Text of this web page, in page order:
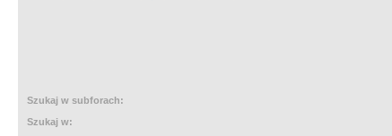
Szukaj w subforach:
Szukaj w: